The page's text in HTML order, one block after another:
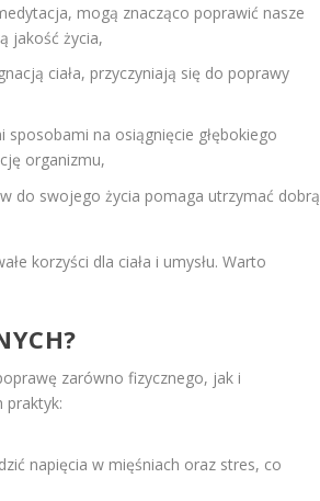
mogą znacząco poprawić nasze
jakość życia,
ciała, przyczyniają się do poprawy
sposobami na osiągnięcie głębokiego
organizmu,
do swojego życia pomaga utrzymać dobrą
korzyści dla ciała i umysłu. Warto
zarówno fizycznego, jak i
praktyk:
napięcia w mięśniach oraz stres, co